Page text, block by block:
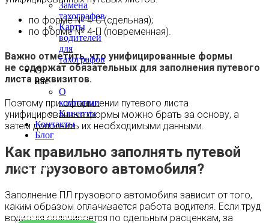
Замена
тахографов
Карты
водителей
для
тахографов
О
нас
О
компании
Клиенты
Контакты
Блог
МОСКВА
+7 495 540-40-84
БЕСПЛАТНО ПО РОССИИ
8 800 333-32-89
по форме № 4-С (сдельная);
по форме № 4-П (повременная).
Важно отметить, что унифицированные формы
не содержат обязательных для заполнения путевого
листа реквизитов.
Поэтому при оформлении путевого листа
унифицированные формы можно брать за основу, а
затем дополнить их необходимыми данными.
Как правильно заполнять путевой
лист грузового автомобиля?
Заполнение ПЛ грузового автомобиля зависит от того,
каким образом оплачивается работа водителя. Если труд
водителя оплачивается по сдельным расценкам, за